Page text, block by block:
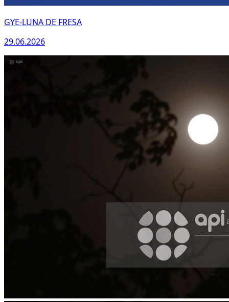
GYE-LUNA DE FRESA
29.06.2026